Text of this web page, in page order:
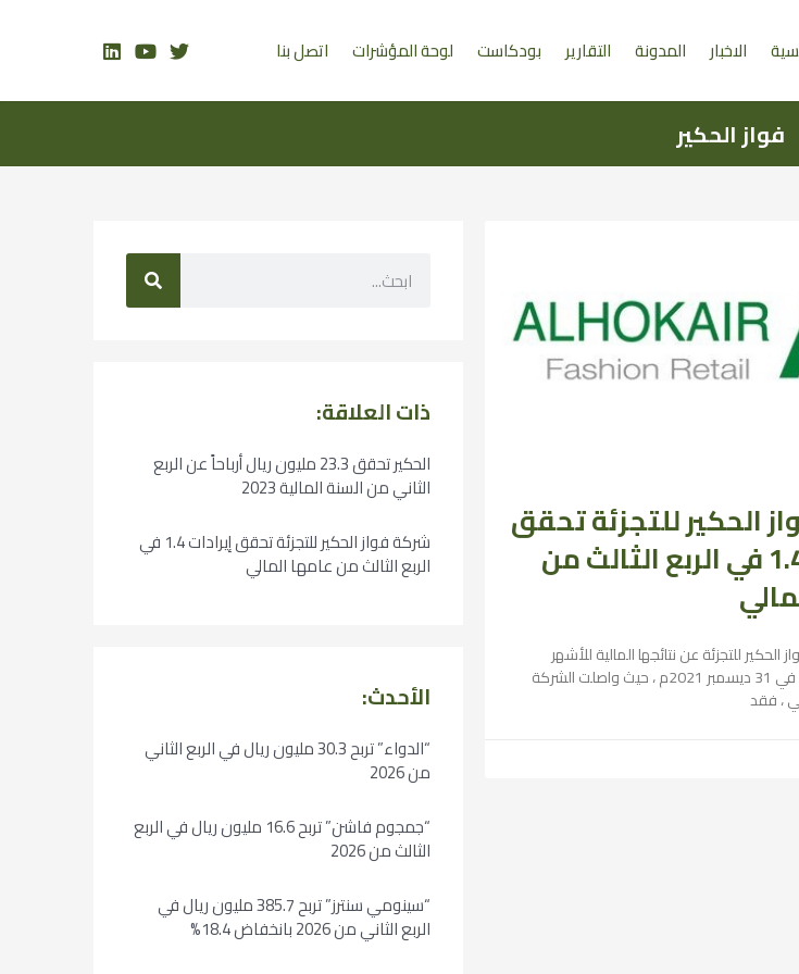
الاخبار المدونة التقارير بودكاست لوحة المؤشرات اتصل بنا
فواز الحكير
الحكير للتجزئة تحقق
إيرادات 1.4 في الربع الثالث من
للتجزئة عن نتائجها المالية للأشهر
التسعة المنتهية في 31 ديسمبر 2021م ، حيث واصلت الشركة
، فقد
ذات العلاقة:
الحكير تحقق 23.3 مليون ريال أرباحاً عن الربع
الثاني من السنة المالية 2023
شركة فواز الحكير للتجزئة تحقق إيرادات 1.4 في
الربع الثالث من عامها المالي
الأحدث:
“الدواء” تربح 30.3 مليون ريال في الربع الثاني
من 2026
“جمجوم فاشن” تربح 16.6 مليون ريال في الربع
الثالث من 2026
“سينومي سنترز” تربح 385.7 مليون ريال في
الربع الثاني من 2026 بانخفاض 18.4%